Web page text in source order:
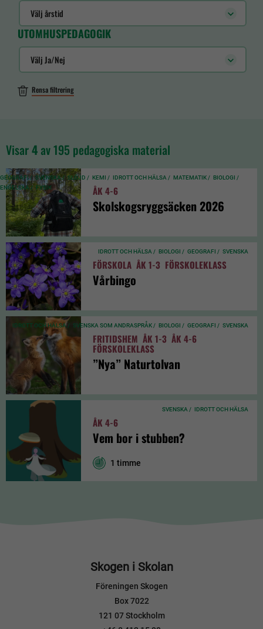
Välj årstid
UTOMHUSPEDAGOGIK
Välj Ja/Nej
Rensa filtrering
Visar4 av 195 pedagogiska material
GEOGRAFI / SVENSKA / SLÖJD / KEMI / IDROTT OCH HÄLSA / MATEMATIK / BIOLOGI /
ENGELSKA / FYSIK ÅK 4-6
Skolskogsryggsäcken 2026
IDROTT OCH HÄLSA / BIOLOGI / GEOGRAFI / SVENSKA
FÖRSKOLA ÅK 1-3 FÖRSKOLEKLASS
Vårbingo
IDROTT OCH HÄLSA / SVENSKA SOM ANDRASPRÅK / BIOLOGI / GEOGRAFI / SVENSKA
FRITIDSHEM ÅK 1-3 ÅK 4-6
FÖRSKOLEKLASS
”Nya” Naturtolvan
SVENSKA / IDROTT OCH HÄLSA
ÅK 4-6
Vem bor i stubben?
1 timme
Skogen i Skolan
Föreningen Skogen
Box 7022
121 07 Stockholm